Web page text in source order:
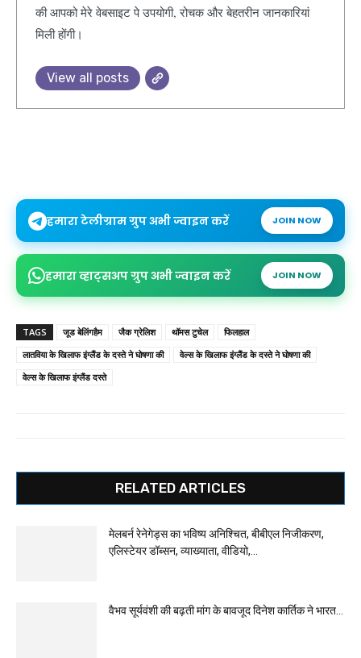
की आपको मेरे वेबसाइट पे उपयोगी, रोचक और बेहतरीन जानकारियां
मिली होंगी।
View all posts
हमारा टेलीग्राम ग्रुप अभी ज्वाइन करें JOIN NOW
हमारा व्हाट्सअप ग्रुप अभी ज्वाइन करें JOIN NOW
TAGS जूड बेलिंगहैम जैक ग्रेलिश थॉमस टुचेल
फिलहाल
लातविया के खिलाफ इंग्लैंड के दस्ते ने घोषणा की
वेल्स के खिलाफ इंग्लैंड के दस्ते ने घोषणा की
वेल्स के खिलाफ इंग्लैंड दस्ते
RELATED ARTICLES
मेलबर्न रेनेगेड्स का भविष्य अनिश्चित, बीबीएल निजीकरण,
एलिस्टेयर डॉब्सन, व्याख्याता, वीडियो,...
वैभव सूर्यवंशी की बढ़ती मांग के बावजूद दिनेश कार्तिक ने भारत...